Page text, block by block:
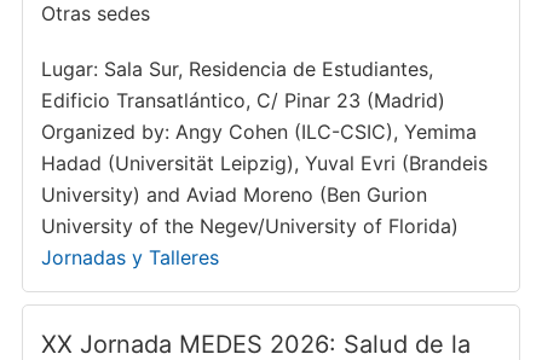
Otras sedes
Lugar: Sala Sur, Residencia de Estudiantes,
Edificio Transatlántico, C/ Pinar 23 (Madrid)
Organized by: Angy Cohen (ILC-CSIC), Yemima
Hadad (Universität Leipzig), Yuval Evri (Brandeis
University) and Aviad Moreno (Ben Gurion
University of the Negev/University of Florida)
Jornadas y Talleres
XX Jornada MEDES 2026: Salud de la